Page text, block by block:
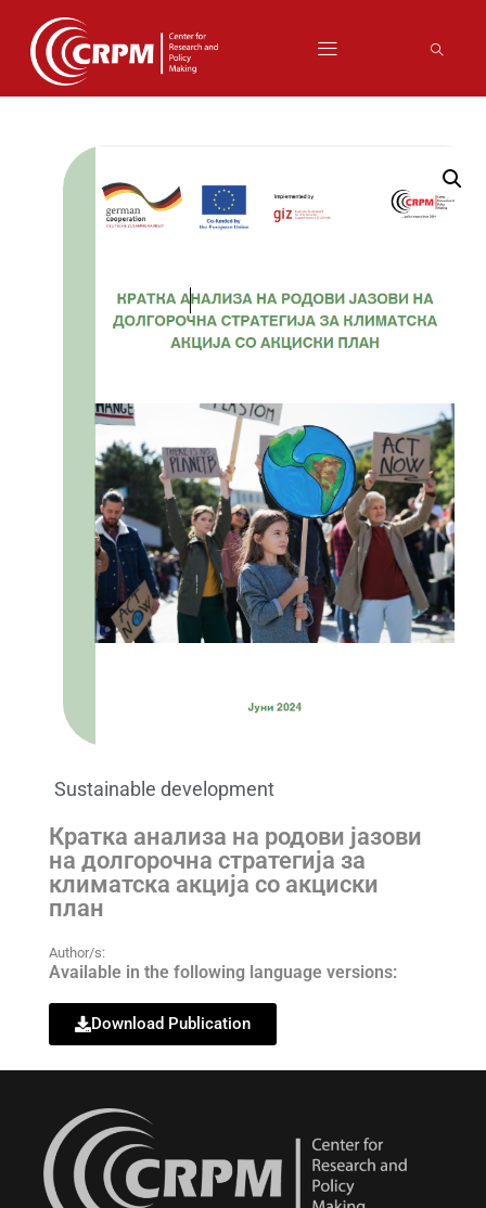
Sustainable development
Кратка анализа на родови јазови
на долгорочна стратегија за
климатска акција со акциски
план
Author/s:
Available in the following language versions:
Download Publication